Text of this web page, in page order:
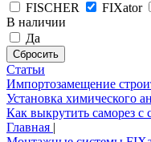
FISCHER
FIXator
В наличии
Да
Статьи
Импортозамещение
Установка химического
Как выкрутить саморез с
Главная |